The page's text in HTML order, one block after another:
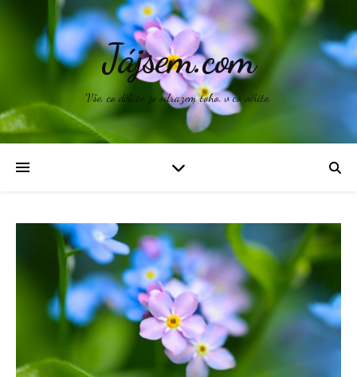
Jájsem.com
Vše, co děláte, je odrazem toho, v co věříte.